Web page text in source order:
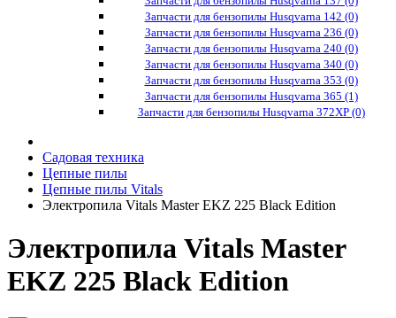
Запчасти для бензопилы Husqvarna 142 (0)
Запчасти для бензопилы Husqvarna 236 (0)
Запчасти для бензопилы Husqvarna 240 (0)
Запчасти для бензопилы Husqvarna 340 (0)
Запчасти для бензопилы Husqvarna 353 (0)
Запчасти для бензопилы Husqvarna 365 (1)
Запчасти для бензопилы Husqvarna 372XP (0)
Садовая техника
Цепные пилы
Цепные пилы Vitals
Электропила Vitals Master EKZ 225 Black Edition
Электропила Vitals Master
EKZ 225 Black Edition